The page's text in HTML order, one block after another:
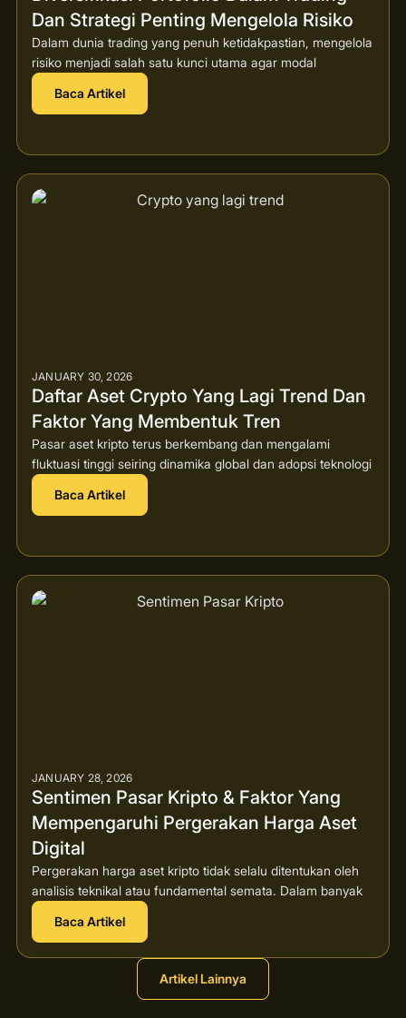
Dan Strategi Penting Mengelola Risiko
Dalam dunia trading yang penuh ketidakpastian, mengelola
risiko menjadi salah satu kunci utama agar modal
Baca Artikel
JANUARY 30, 2026
Daftar Aset Crypto Yang Lagi Trend Dan
Faktor Yang Membentuk Tren
Pasar aset kripto terus berkembang dan mengalami
fluktuasi tinggi seiring dinamika global dan adopsi teknologi
Baca Artikel
JANUARY 28, 2026
Sentimen Pasar Kripto & Faktor Yang
Mempengaruhi Pergerakan Harga Aset
Digital
Pergerakan harga aset kripto tidak selalu ditentukan oleh
analisis teknikal atau fundamental semata. Dalam banyak
Baca Artikel
Artikel Lainnya